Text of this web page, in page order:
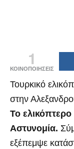
1
ΚΟΙΝΟΠΟΙΗΣΕΙΣ
Τουρκικό
στην
Το ελικόπτερο
Αστυνομία.
εξέπεμψε